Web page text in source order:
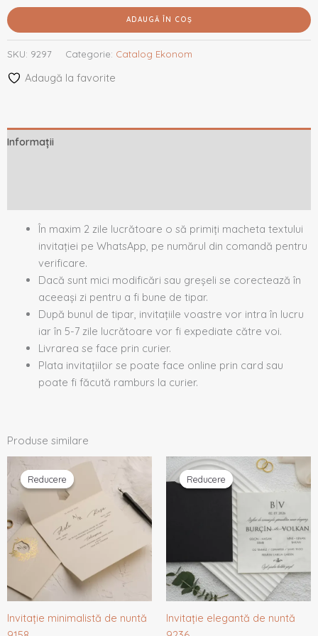
ADAUGĂ ÎN COȘ
SKU: 9297 Categorie: Catalog Ekonom
Adaugă la favorite
Informații
În maxim 2 zile lucrătoare o să primiți macheta textului
invitației pe WhatsApp, pe numărul din comandă pentru
verificare.
Dacă sunt mici modificări sau greșeli se corectează în
aceeași zi pentru a fi bune de tipar.
După bunul de tipar, invitațiile voastre vor intra în lucru
iar în 5-7 zile lucrătoare vor fi expediate către voi.
Livrarea se face prin curier.
Plata invitațiilor se poate face online prin card sau
poate fi făcută ramburs la curier.
Produse similare
Reducere
Reducere
Invitație minimalistă de nuntă
inițial
a
fost:
1,79 lei.
Prețul
curent
este:
1,70 lei.
Reducere
Reducere
Invitație elegantă de nuntă
Prețul
inițial
a
Prețul
curent
este:
1,89 lei.